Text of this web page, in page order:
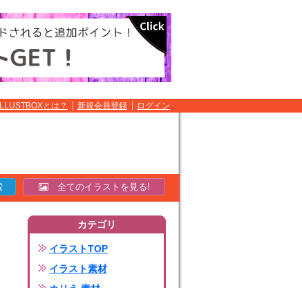
ILLUSTBOXとは？ 新規会員登録 ログイン
全てのイラストを見る!
カテゴリ
イラストTOP
イラスト素材